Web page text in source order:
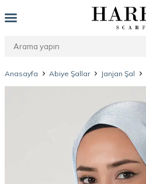
Anasayfa Abiye Şallar Janjan Şal